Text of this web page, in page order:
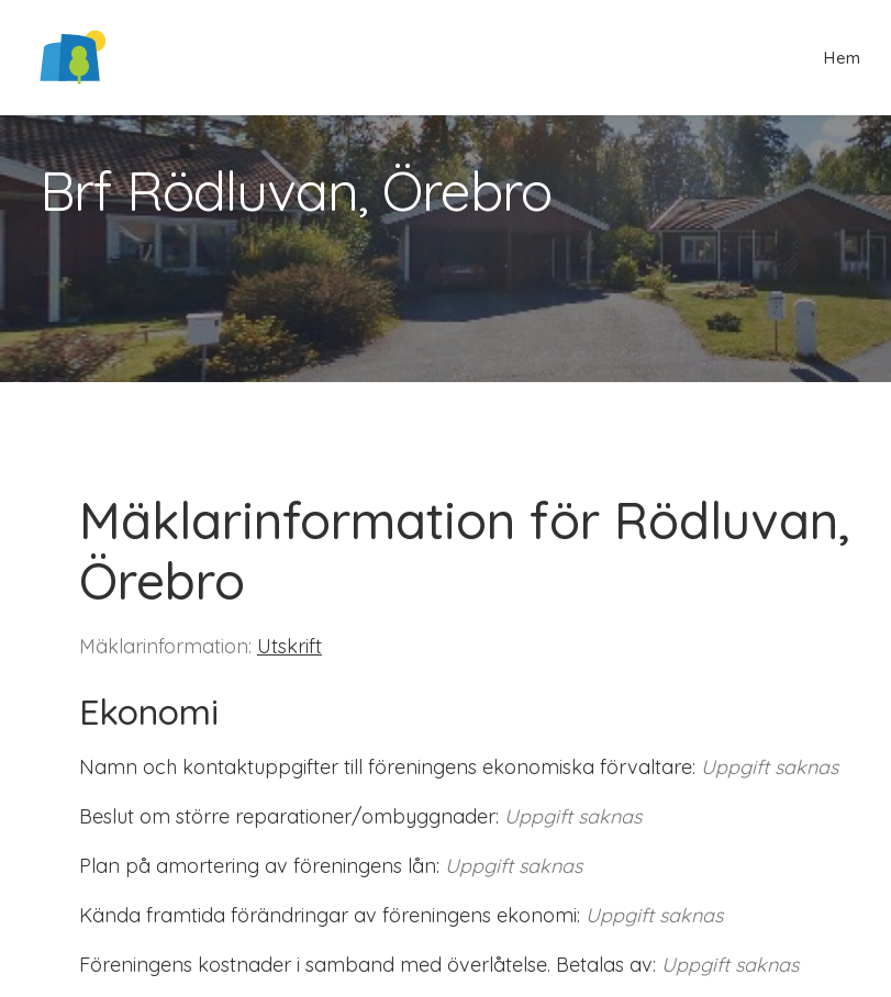
Hem
Brf Rödluvan, Örebro
Mäklarinformation för Rödluvan,
Örebro
Mäklarinformation: Utskrift
Ekonomi
Namn och kontaktuppgifter till föreningens ekonomiska förvaltare: Uppgift saknas
Beslut om större reparationer/ombyggnader: Uppgift saknas
Plan på amortering av föreningens lån: Uppgift saknas
Kända framtida förändringar av föreningens ekonomi: Uppgift saknas
Föreningens kostnader i samband med överlåtelse. Betalas av: Uppgift saknas